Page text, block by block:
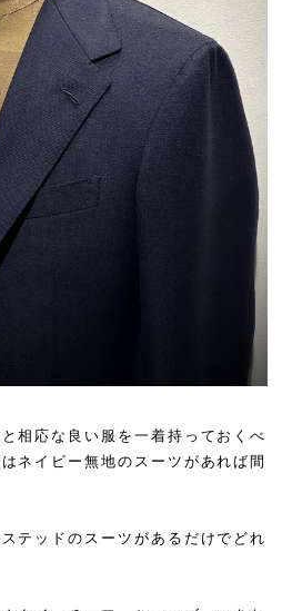
相応な良い服を一着持っておくべ
ネイビー無地のスーツがあれば間
テッドのスーツがあるだけでどれ